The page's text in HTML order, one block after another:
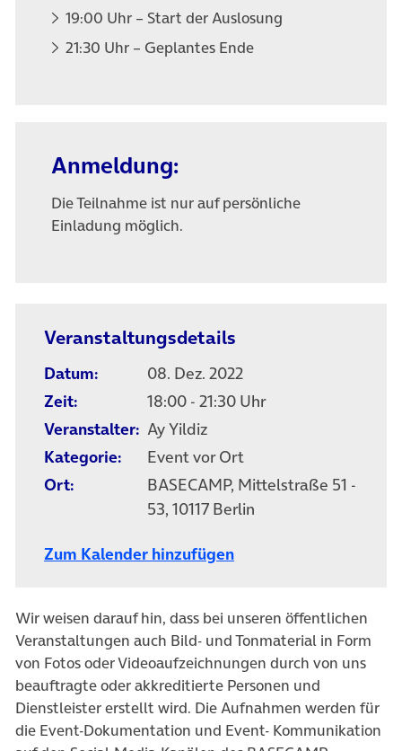
19:00 Uhr – Start der Auslosung
21:30 Uhr – Geplantes Ende
Anmeldung:
Die Teilnahme ist nur auf persönliche
Einladung möglich.
Veranstaltungsdetails
Datum:
08. Dez. 2022
Zeit:
18:00 - 21:30 Uhr
Veranstalter: Ay Yildiz
Kategorie:
Event vor Ort
Ort:
BASECAMP, Mittelstraße 51 -
53, 10117 Berlin
Zum Kalender hinzufügen
Wir weisen darauf hin, dass bei unseren öffentlichen
Veranstaltungen auch Bild- und Tonmaterial in Form
von Fotos oder Videoaufzeichnungen durch von uns
beauftragte oder akkreditierte Personen und
Dienstleister erstellt wird. Die Aufnahmen werden für
die Event-Dokumentation und Event- Kommunikation